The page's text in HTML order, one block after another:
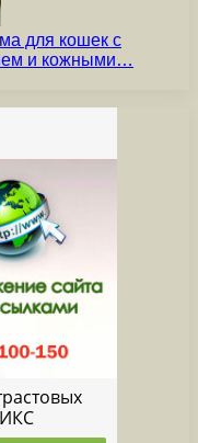
для кошек с
и кожными…